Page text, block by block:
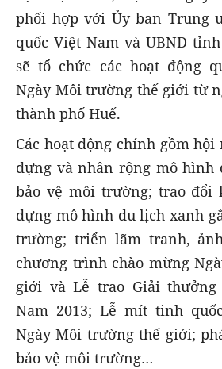
phối hợp với Ủy ban Trung
quốc Việt Nam và UBND
sẽ tổ chức các hoạt động
Ngày Môi trường thế giới từ
thành phố Huế.
Các hoạt động chính gồm
dựng và nhân rộng mô hình
bảo vệ môi trường; trao đổi
dựng mô hình du lịch xanh
trường; triển lãm tranh,
chương trình chào mừng
giới và Lễ trao Giải
Nam 2013; Lễ mít tinh
Ngày Môi trường thế giới;
bảo vệ môi trường…